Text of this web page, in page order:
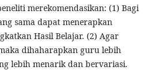
merekomendasikan: (1) Bagi
sama dapat menerapkan
Hasil Belajar. (2) Agar
dihaharapkan guru lebih
lebih menarik dan bervariasi.